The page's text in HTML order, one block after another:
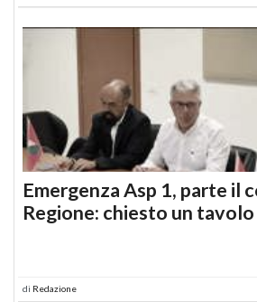
Emergenza Asp 1, parte il
Regione: chiesto un
di Redazione